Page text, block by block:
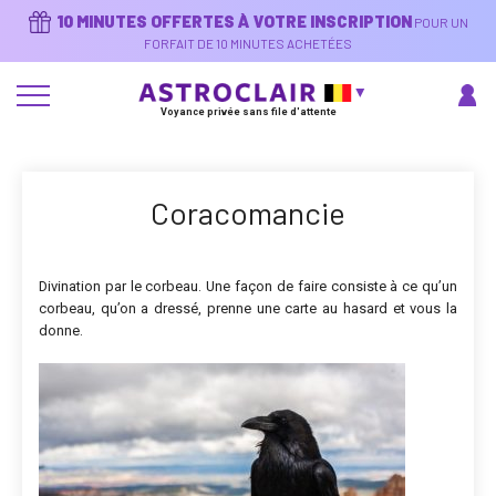
10 MINUTES OFFERTES À VOTRE INSCRIPTION POUR UN
FORFAIT DE 10 MINUTES ACHETÉES
Voyance privée sans file d'attente
Coracomancie
Divination par le corbeau. Une façon de faire consiste à ce qu’un
corbeau, qu’on a dressé, prenne une carte au hasard et vous la
donne.